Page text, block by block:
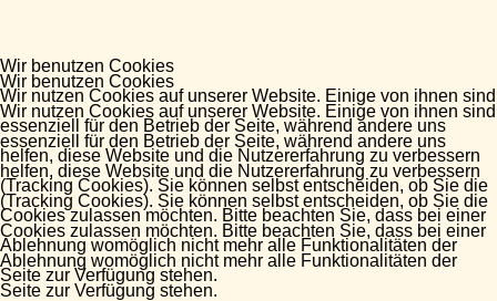
Wir benutzen Cookies
Wir nutzen Cookies auf unserer Website. Einige von ihnen sind
essenziell für den Betrieb der Seite, während andere uns
helfen, diese Website und die Nutzererfahrung zu verbessern
(Tracking Cookies). Sie können selbst entscheiden, ob Sie die
Cookies zulassen möchten. Bitte beachten Sie, dass bei einer
Ablehnung womöglich nicht mehr alle Funktionalitäten der
Seite zur Verfügung stehen.
Wir benutzen Cookies
Wir nutzen Cookies auf unserer Website. Einige von ihnen sind
essenziell für den Betrieb der Seite, während andere uns
helfen, diese Website und die Nutzererfahrung zu verbessern
(Tracking Cookies). Sie können selbst entscheiden, ob Sie die
Cookies zulassen möchten. Bitte beachten Sie, dass bei einer
Ablehnung womöglich nicht mehr alle Funktionalitäten der
Seite zur Verfügung stehen.